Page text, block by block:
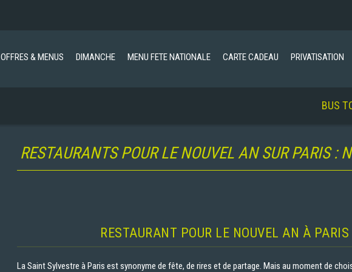
OFFRES & MENUS DIMANCHE MENU FETE NATIONALE CARTE CADEAU PRIVATISATION
BUS TOQUÉ
RESTAURANTS POUR LE NOUVEL AN SUR PARIS :
RESTAURANT POUR LE NOUVEL AN À PARIS
La Saint Sylvestre à Paris est synonyme de fête, de rires et de partage. Mais au moment de